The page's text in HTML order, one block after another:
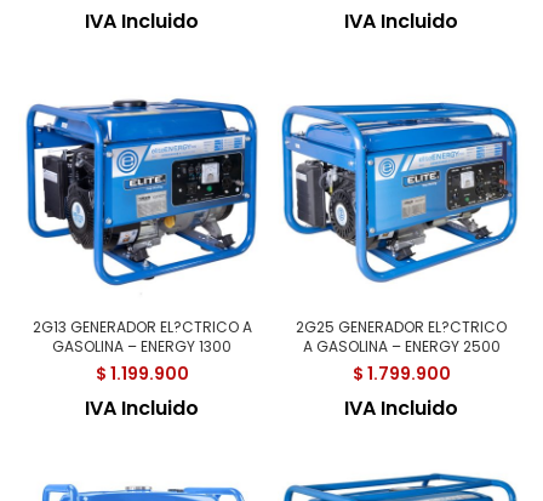
IVA Incluido IVA Incluido
2G13 GENERADOR EL?CTRICO A
GASOLINA – ENERGY 1300
$ 1.199.900
IVA Incluido
2G25 GENERADOR EL?CTRICO
A GASOLINA – ENERGY 2500
$ 1.799.900
IVA Incluido